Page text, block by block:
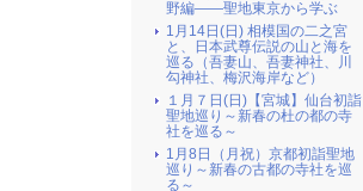
野編――聖地東京から学ぶ
1月14日(日) 相模国の二之宮
と、日本武尊伝説の山と海を
巡る（吾妻山、吾妻神社、川
勾神社、梅沢海岸など）
１月７日(日)【宮城】仙台初詣
聖地巡り～新春の杜の都の寺
社を巡る～
1月8日（月祝）京都初詣聖地
巡り～新春の古都の寺社を巡
る～